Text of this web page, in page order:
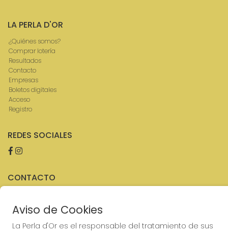
LA PERLA D'OR
¿Quiénes somos?
Comprar lotería
Resultados
Contacto
Empresas
Boletos digitales
Acceso
Registro
REDES SOCIALES
CONTACTO
973711695
Clica aquí para contactar por WhatsApp
Aviso de Cookies
La Perla d'Or es el responsable del tratamiento de sus